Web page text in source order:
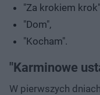
"Za krokiem
"Dom",
"Kocham".
"Karminowe
W pierwszych